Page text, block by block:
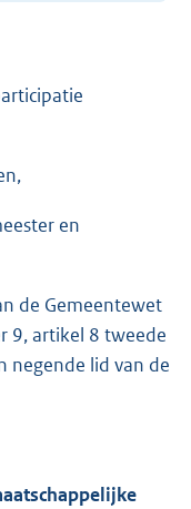
en
de Gemeentewet
9, artikel 8 tweede
negende lid van de